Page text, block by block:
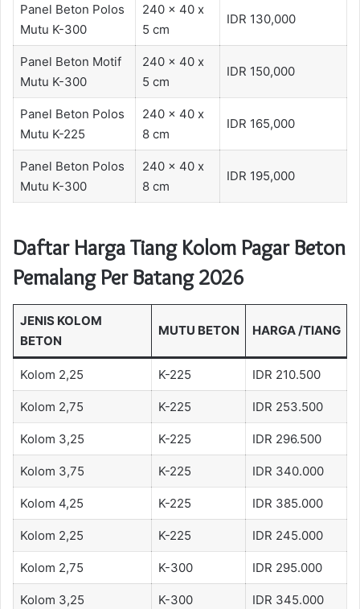
Panel Beton Polos
Mutu K-300
240 x 40 x
5 cm
IDR 130,000
Panel Beton Motif
Mutu K-300
240 x 40 x
5 cm
IDR 150,000
Panel Beton Polos
Mutu K-225
240 x 40 x
8 cm
IDR 165,000
Panel Beton Polos
Mutu K-300
240 x 40 x
8 cm
IDR 195,000
Daftar Harga Tiang Kolom Pagar Beton
Pemalang Per Batang 2026
JENIS KOLOM
BETON
MUTU BETON HARGA /TIANG
Kolom 2,25 K-225 IDR 210.500
Kolom 2,75 K-225 IDR 253.500
Kolom 3,25 K-225 IDR 296.500
Kolom 3,75 K-225 IDR 340.000
Kolom 4,25 K-225 IDR 385.000
Kolom 2,25 K-225 IDR 245.000
Kolom 2,75 K-300 IDR 295.000
Kolom 3,25 K-300 IDR 345.000